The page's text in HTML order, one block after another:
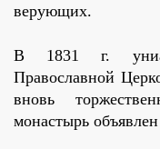
верующих.
В 1831 г.
Православной
вновь
монастырь